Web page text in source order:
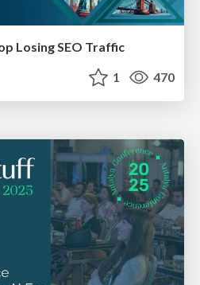
Losing SEO Traffic
1 470